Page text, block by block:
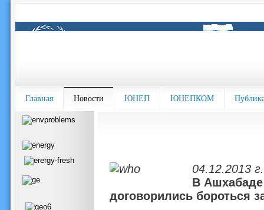
Главная Новости ЮНЕП ЮНЕПКОМ
04.12.2013 г.
В
договорились бороться